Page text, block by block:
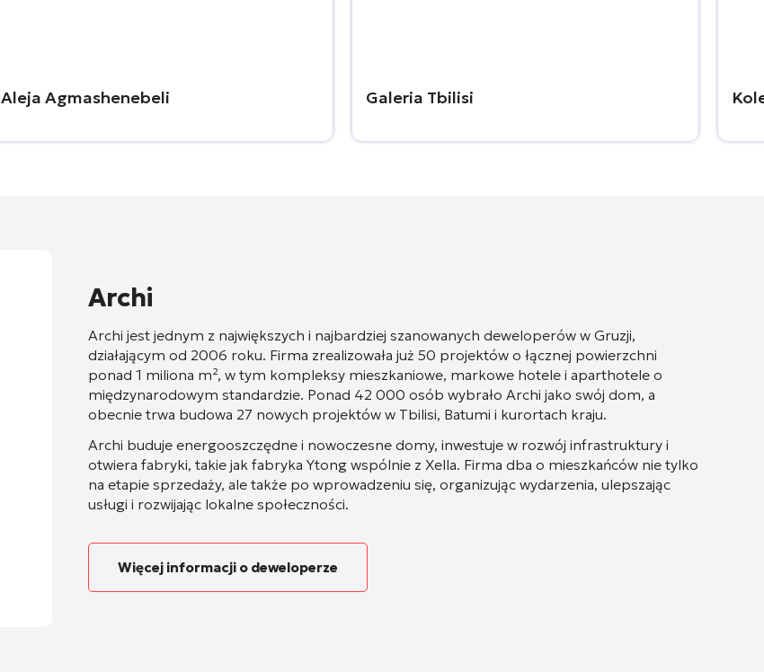
Aleja Agmashenebeli Galeria Tbilisi
Archi
Archi jest jednym z największych i najbardziej szanowanych deweloperów w Gruzji,
działającym od 2006 roku. Firma zrealizowała już 50 projektów o łącznej powierzchni
ponad 1 miliona m², w tym kompleksy mieszkaniowe, markowe hotele i aparthotele o
międzynarodowym standardzie. Ponad 42 000 osób wybrało Archi jako swój dom, a
obecnie trwa budowa 27 nowych projektów w Tbilisi, Batumi i kurortach kraju.
Archi buduje energooszczędne i nowoczesne domy, inwestuje w rozwój infrastruktury i
otwiera fabryki, takie jak fabryka Ytong wspólnie z Xella. Firma dba o mieszkańców nie tylko
na etapie sprzedaży, ale także po wprowadzeniu się, organizując wydarzenia, ulepszając
usługi i rozwijając lokalne społeczności.
Więcej informacji o deweloperze